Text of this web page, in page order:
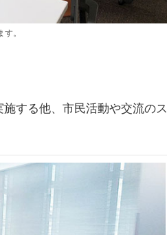
。
する他、市民活動や交流のス